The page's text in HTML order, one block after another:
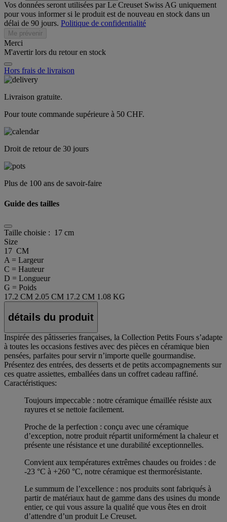
Vos données seront utilisées par Le Creuset Swiss AG uniquement
pour vous informer si le produit est de nouveau en stock dans un
délai de 90 jours. Politique de confidentialité
Me prévenir
Merci
M'avertir lors du retour en stock
Hors frais de livraison
Livraison gratuite.
Pour toute commande supérieure à 50 CHF.
Droit de retour de 30 jours
Plus de 100 ans de savoir-faire
Guide des tailles
Taille choisie : 17 cm
Size
17 CM
A = Largeur
C = Hauteur
D = Longueur
G = Poids
17.2 CM 2.05 CM 17.2 CM 1.08 KG
détails du produit
Inspirée des pâtisseries françaises, la Collection Petits Fours s’adapte
à toutes les occasions festives avec des pièces en céramique bien
pensées, parfaites pour servir n’importe quelle gourmandise.
Présentez des entrées, des desserts et de petits accompagnements sur
ces quatre assiettes, emballées dans un coffret cadeau raffiné.
Caractéristiques:
Toujours impeccable : notre céramique émaillée résiste aux
rayures et se nettoie facilement.
Proche de la perfection : conçu avec une céramique
d’exception, notre produit répartit uniformément la chaleur et
présente une résistance et une durabilité exceptionnelles.
Convient aux températures extrêmes chaudes ou froides : de
-23 °C à +260 °C, notre céramique est thermorésistante.
Le summum de l’excellence : nos produits sont fabriqués à
partir de matériaux haut de gamme dans des usines du monde
entier, ce qui vous assure la qualité que vous êtes en droit
d’attendre d’un produit Le Creuset.